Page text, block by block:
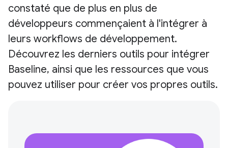
constaté que de plus en plus de
développeurs commençaient à l'intégrer à
leurs workflows de développement.
Découvrez les derniers outils pour intégrer
Baseline, ainsi que les ressources que vous
pouvez utiliser pour créer vos propres outils.